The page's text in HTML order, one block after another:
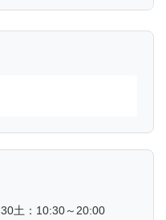
土：10:30～20:00